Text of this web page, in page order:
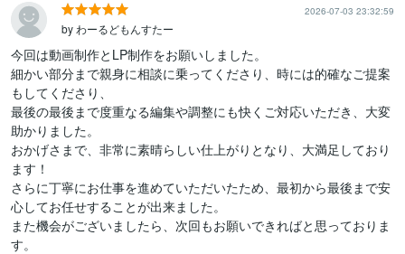
2026-07-03 23:32:59
by わーるどもんすたー
今回は動画制作とLP制作をお願いしました。
細かい部分まで親身に相談に乗ってくださり、時には的確なご提案
もしてくださり、
最後の最後まで度重なる編集や調整にも快くご対応いただき、大変
助かりました。
おかげさまで、非常に素晴らしい仕上がりとなり、大満足しており
ます！
さらに丁寧にお仕事を進めていただいたため、最初から最後まで安
心してお任せすることが出来ました。
また機会がございましたら、次回もお願いできればと思っておりま
す。